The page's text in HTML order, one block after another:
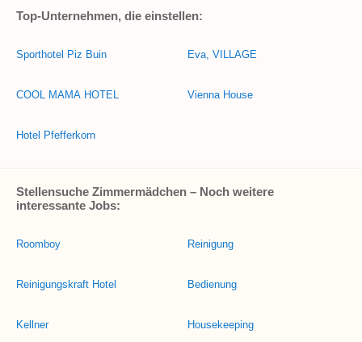
Top-Unternehmen, die einstellen:
Sporthotel Piz Buin
COOL MAMA HOTEL
Hotel Pfefferkorn
Eva, VILLAGE
Vienna House
Stellensuche Zimmermädchen – Noch weitere
interessante Jobs:
Roomboy
Reinigungskraft Hotel
Kellner
Reinigung
Bedienung
Housekeeping